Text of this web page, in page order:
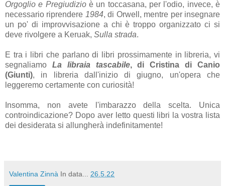
Orgoglio e Pregiudizioè un toccasana, per l'odio, invece, è
necessario riprendere 1984, di Orwell, mentre per insegnare
un po' di improvvisazione a chi è troppo organizzato ci si
deve rivolgere a Keruak, Sulla strada.
E tra i libri che parlano di libri prossimamente in libreria, vi
segnaliamo La libraia tascabile, di Cristina di Canio
(Giunti), in libreria dall'inizio di giugno, un'opera che
leggeremo certamente con curiosità!
Insomma, non avete l'imbarazzo della scelta. Unica
controindicazione? Dopo aver letto questi libri la vostra lista
dei desiderata si allungherà indefinitamente!
Valentina Zinnà In data... 26.5.22